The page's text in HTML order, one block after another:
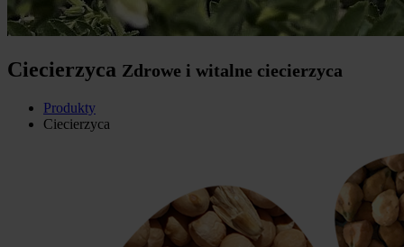
Ciecierzyca Zdrowe i witalne ciecierzyca
Produkty
Ciecierzyca